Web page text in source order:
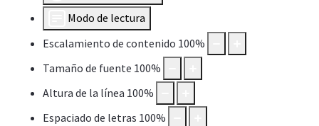
Modo de lectura
Escalamiento de contenido 100%
Tamaño de fuente 100%
Altura de la línea 100%
Espaciado de letras 100%